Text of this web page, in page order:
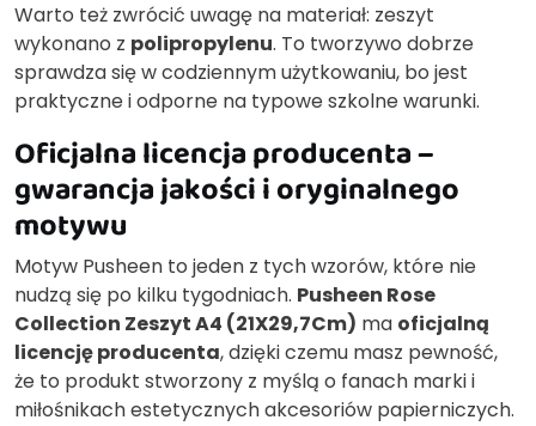
Warto też zwrócić uwagę na materiał: zeszyt
wykonano z polipropylenu. To tworzywo dobrze
sprawdza się w codziennym użytkowaniu, bo jest
praktyczne i odporne na typowe szkolne warunki.
Oficjalna licencja producenta –
gwarancja jakości i oryginalnego
motywu
Motyw Pusheen to jeden z tych wzorów, które nie
nudzą się po kilku tygodniach. Pusheen Rose
Collection Zeszyt A4 (21X29,7Cm) ma oficjalną
licencję producenta, dzięki czemu masz pewność,
że to produkt stworzony z myślą o fanach marki i
miłośnikach estetycznych akcesoriów papierniczych.